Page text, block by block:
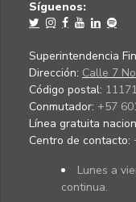
Síguenos:
Superintendencia
Dirección: Calle 7
Código postal:
Conmutador: +57
Línea gratuita
Centro de contacto:
Lunes a
continua.